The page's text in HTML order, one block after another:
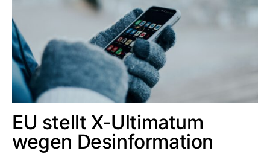
EU stellt X-Ultimatum
wegen Desinformation